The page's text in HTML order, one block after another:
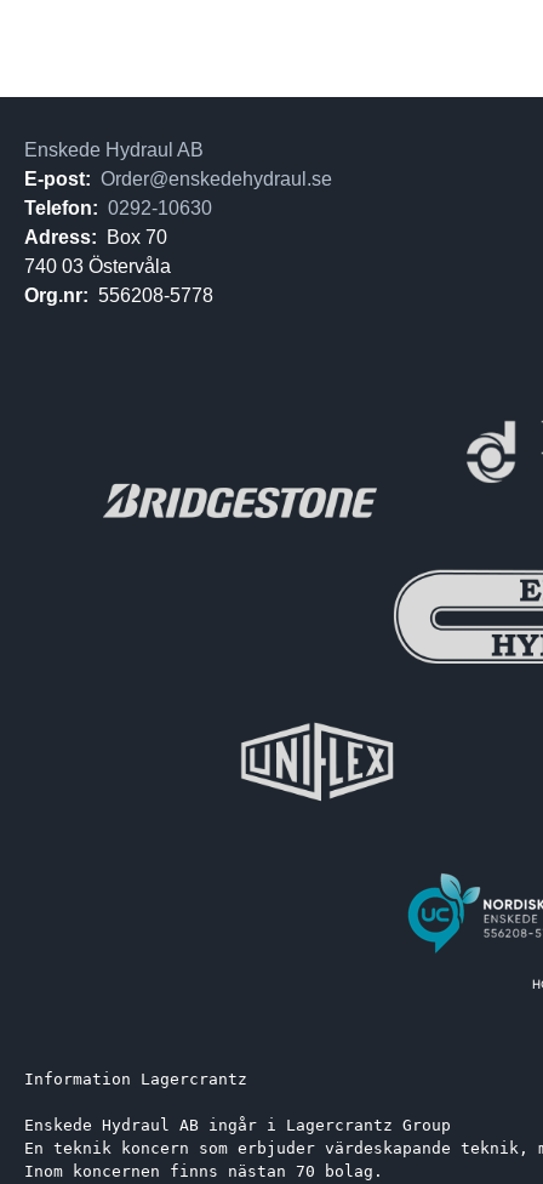
Information Lagercrantz
Enskede Hydraul AB ingår i Lagercrantz Group
En teknik koncern som erbjuder värdeskapande
Inom koncernen finns nästan 70 bolag.
Enskede Hydraul AB
E-post: Order@enskedehydraul.se
Telefon: 0292-10630
Adress:
Box 70
740 03 Östervåla
Org.nr: 556208-5778